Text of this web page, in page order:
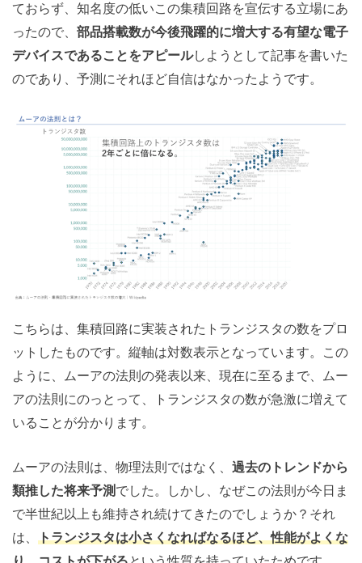
ておらず、知名度の低いこの集積回路を宣伝する立場にあ
ったので、 部品搭載数が今後飛躍的に増大する有望な電子
デバイスであることをアピールしようとして記事を書いた
のであり、予測にそれほど自信はなかったようです。
こちらは、集積回路に実装されたトランジスタの数をプロ
ットしたものです。縦軸は対数表示となっています。この
ように、ムーアの法則の発表以来、現在に至るまで、ムー
アの法則にのっとって、トランジスタの数が急激に増えて
いることが分かります。
ムーアの法則は、物理法則ではなく、 過去のトレンドから
類推した将来予測 でした。しかし、なぜこの法則が今日ま
で半世紀以上も維持され続けてきたのでしょうか？それ
は、 トランジスタは小さくなればなるほど、性能がよくな